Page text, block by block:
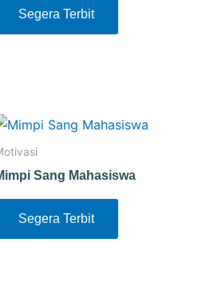
Segera Terbit
Sang Mahasiswa
Segera Terbit